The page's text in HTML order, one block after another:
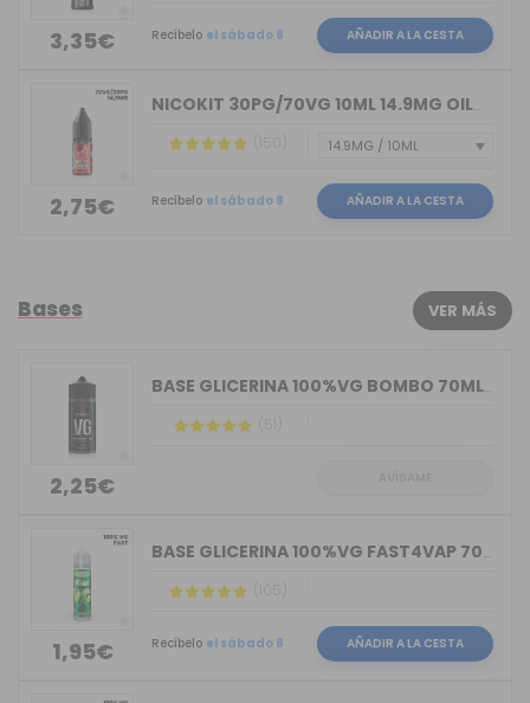
3,35€ Recíbelo el sábado 8 AÑADIR A LA CESTA
2,75€
NICOKIT 30PG/70VG 10ML 14.9MG OIL4VAP
(150)
Recíbelo el sábado 8 AÑADIR A LA CESTA
Bases VER MÁS
2,25€
BASE GLICERINA 100%VG BOMBO 70ML (BOT...
(51)
1,95€
BASE GLICERINA 100%VG FAST4VAP 70ML O...
(105)
Recíbelo el sábado 8 AÑADIR A LA CESTA